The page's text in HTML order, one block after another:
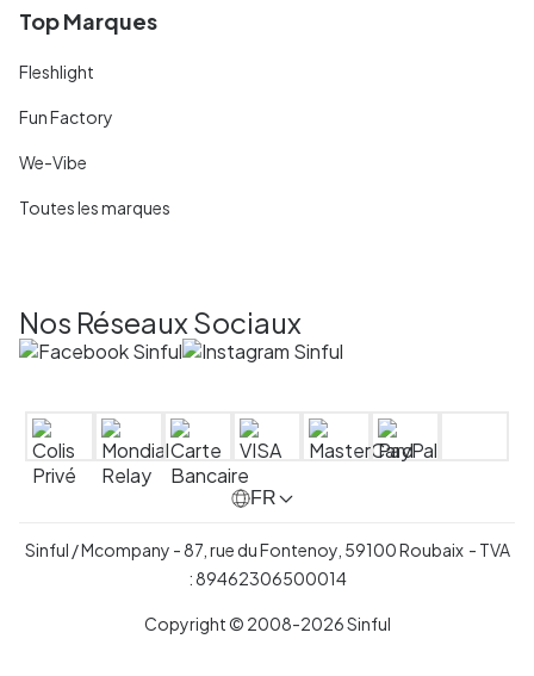
Top Marques
Fleshlight
Fun Factory
We-Vibe
Toutes les marques
Nos Réseaux Sociaux
FR
Sinful / Mcompany - 87, rue du Fontenoy, 59100 Roubaix - TVA
: 89462306500014
Copyright © 2008-2026 Sinful